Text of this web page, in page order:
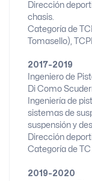
Dirección
chasis.
Categoría de
Tomasello),
2017-2019
Ingeniero de
Di Como
Ingeniería de
sistemas de
suspensión y
Dirección
Categoría de
2019-2020